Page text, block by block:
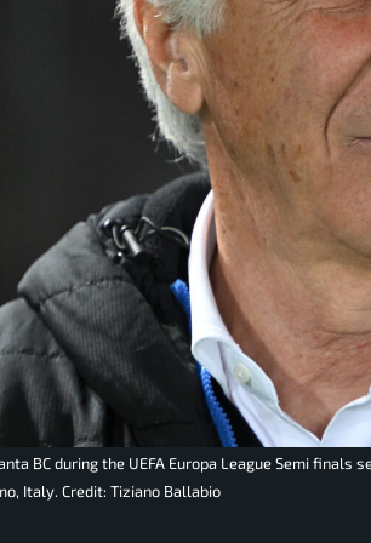
BC during the UEFA Europa League Semi
Italy. Credit: Tiziano Ballabio